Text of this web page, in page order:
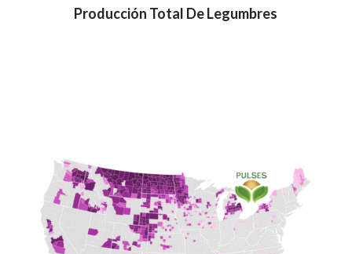
Producción Total De Legumbres